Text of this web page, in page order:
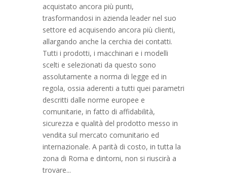
acquistato ancora più punti,
trasformandosi in azienda leader nel suo
settore ed acquisendo ancora più clienti,
allargando anche la cerchia dei contatti.
Tutti i prodotti, i macchinari e i modelli
scelti e selezionati da questo sono
assolutamente a norma di legge ed in
regola, ossia aderenti a tutti quei parametri
descritti dalle norme europee e
comunitarie, in fatto di affidabilità,
sicurezza e qualità del prodotto messo in
vendita sul mercato comunitario ed
internazionale. A parità di costo, in tutta la
zona di Roma e dintorni, non si riuscirà a
trovare...